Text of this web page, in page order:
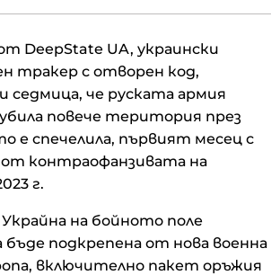
DeepState UA, украински
тракер с отворен код,
седмица, че руската армия
повече територия през
е спечелила, първият месец с
от контраофанзивата на
г.
на бойното поле
бъде подкрепена от нова военна
включително пакет оръжия